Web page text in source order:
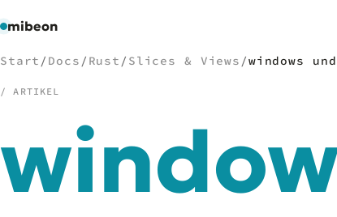
mibeon
/NAVIGATION
Start / Docs / Rust / Slices & Views /windows
/ ARTIKEL